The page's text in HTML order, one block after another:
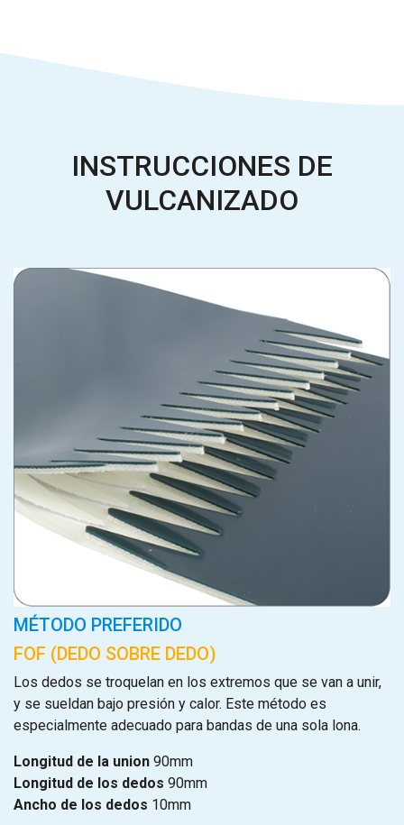
INSTRUCCIONES DE
VULCANIZADO
MÉTODO PREFERIDO
FOF (DEDO SOBRE DEDO)
Los dedos se troquelan en los extremos que se van a unir,
y se sueldan bajo presión y calor. Este método es
especialmente adecuado para bandas de una sola lona.
Longitud de la union 90mm
Longitud de los dedos 90mm
Ancho de los dedos 10mm